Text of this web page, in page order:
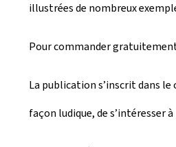
illustrées de nombreux
Pour commander
La publication s’inscrit dans le
façon ludique, de s’intéresser